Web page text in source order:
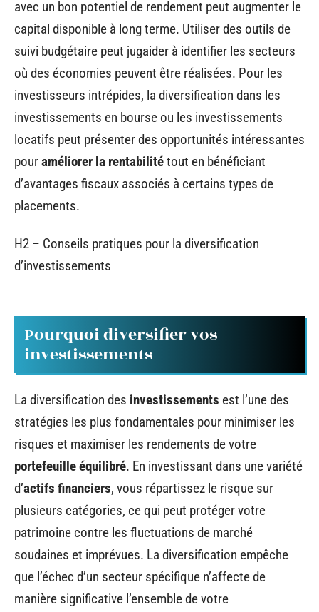
avec un bon potentiel de rendement peut augmenter le
capital disponible à long terme. Utiliser des outils de
suivi budgétaire peut jugaider à identifier les secteurs
où des économies peuvent être réalisées. Pour les
investisseurs intrépides, la diversification dans les
investissements en bourse ou les investissements
locatifs peut présenter des opportunités intéressantes
pouraméliorer la rentabilitétout en bénéficiant
d’avantages fiscaux associés à certains types de
placements.
H2 – Conseils pratiques pour la diversification
d’investissements
Pourquoi diversifier vos
investissements
La diversification des investissements est l’une des
stratégies les plus fondamentales pour minimiser les
risques et maximiser les rendements de votre
portefeuille équilibré. En investissant dans une variété
d’actifs financiers, vous répartissez le risque sur
plusieurs catégories, ce qui peut protéger votre
patrimoine contre les fluctuations de marché
soudaines et imprévues. La diversification empêche
que l’échec d’un secteur spécifique n’affecte de
manière significative l’ensemble de votre